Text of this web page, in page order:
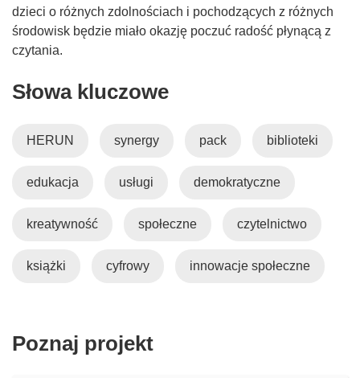
dzieci o różnych zdolnościach i pochodzących z różnych
środowisk będzie miało okazję poczuć radość płynącą z
czytania.
Słowa kluczowe
HERUN synergy pack biblioteki
edukacja usługi demokratyczne
kreatywność społeczne czytelnictwo
książki cyfrowy innowacje społeczne
Poznaj projekt